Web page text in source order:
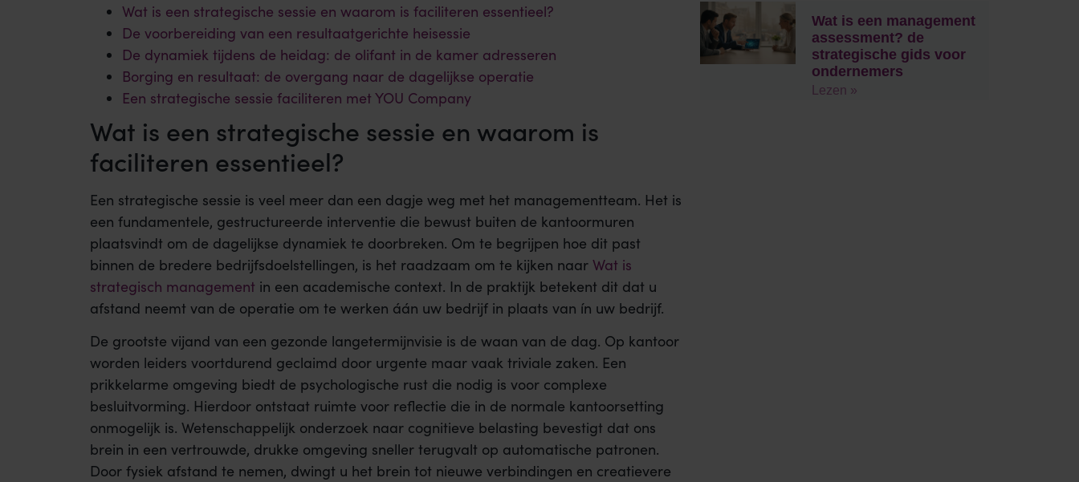
Wat is een strategische sessie en waarom is faciliteren essentieel?
De voorbereiding van een resultaatgerichte heisessie
De dynamiek tijdens de heidag: de olifant in de kamer adresseren
Borging en resultaat: de overgang naar de dagelijkse operatie
Een strategische sessie faciliteren met YOU Company
Wat is een strategische sessie en waarom is
faciliteren essentieel?
Een strategische sessie is veel meer dan een dagje weg met het managementteam. Het is
een fundamentele, gestructureerde interventie die bewust buiten de kantoormuren
plaatsvindt om de dagelijkse dynamiek te doorbreken. Om te begrijpen hoe dit past
binnen de bredere bedrijfsdoelstellingen, is het raadzaam om te kijken naar Wat is
strategisch management in een academische context. In de praktijk betekent dit dat u
afstand neemt van de operatie om te werken áán uw bedrijf in plaats van ín uw bedrijf.
De grootste vijand van een gezonde langetermijnvisie is de waan van de dag. Op kantoor
worden leiders voortdurend geclaimd door urgente maar vaak triviale zaken. Een
prikkelarme omgeving biedt de psychologische rust die nodig is voor complexe
besluitvorming. Hierdoor ontstaat ruimte voor reflectie die in de normale kantoorsetting
onmogelijk is. Wetenschappelijk onderzoek naar cognitieve belasting bevestigt dat ons
brein in een vertrouwde, drukke omgeving sneller terugvalt op automatische patronen.
Door fysiek afstand te nemen, dwingt u het brein tot nieuwe verbindingen en creatievere
Wat is een management
assessment? de
strategische gids voor
ondernemers
Lezen »